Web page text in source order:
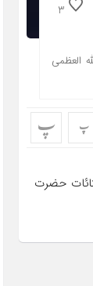
3
العظمی
پ پ
حضرت